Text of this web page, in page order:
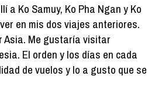
a Ko Samuy, Ko Pha Ngan y Ko
en mis dos viajes anteriores.
Asia. Me gustaría visitar
El orden y los días en cada
de vuelos y lo a gusto que se